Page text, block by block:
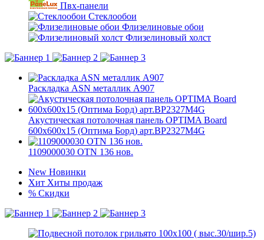
Пвх-панели
Стеклообои
Флизелиновые обои
Флизелиновый холст
Раскладка ASN металлик А907
Акустическая потолочная панель OPTIMA Board
600x600x15 (Оптима Борд) арт.BP2327M4G
1109000030 OTN 136 нов.
New Новинки
Хит Хиты продаж
% Скидки